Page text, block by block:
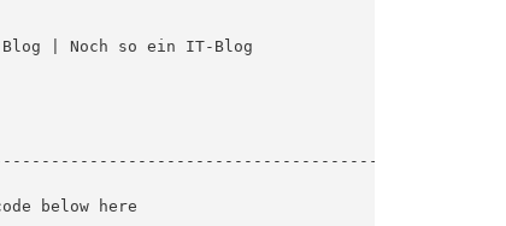
| Noch so ein IT-Blog
below here